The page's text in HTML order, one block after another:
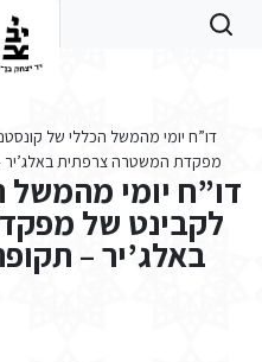
דו”ח יומי מהמשל הכללי של
מפקדת המשטרה צרפתית באלג’יר – תקופה מ-
דו”ח יומי מהמשל
לקבינט של